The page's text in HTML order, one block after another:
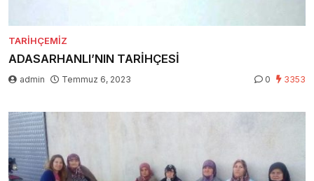
TARIHÇEMIZ
ADASARHANLI’NIN TARİHÇESİ
admin Temmuz 6, 2023 0 3353